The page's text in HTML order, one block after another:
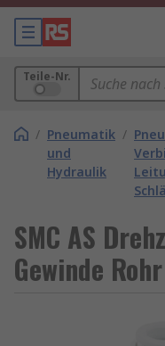
Teile-Nr.
/ Pneumatik
und
Hydraulik
/
SMC AS
Gewinde